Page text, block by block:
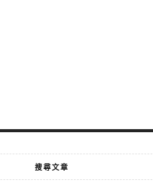
搜尋文章